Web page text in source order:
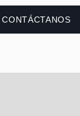
CONTÁCTANOS